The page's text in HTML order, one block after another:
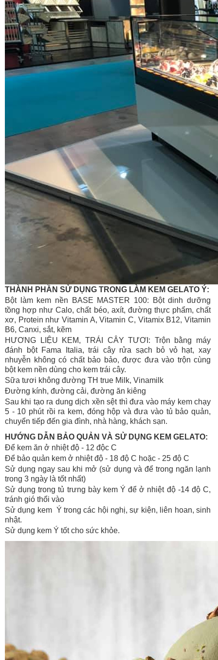
THÀNH PHẦN SỬ DỤNG TRONG LÀM KEM GELATO Ý:
Bột làm kem nền BASE MASTER 100: Bột dinh dưỡng
tồng hợp như Calo, chất béo, axít, đường thực phẩm, chất
xơ, Protein như Vitamin A, Vitamin C, Vitamix B12, Vitamin
B6, Canxi, sắt, kẽm
HƯƠNG LIỆU KEM, TRÁI CÂY TƯƠI: Trộn bằng máy
đánh bột Fama Italia, trái cây rửa sạch bỏ vỏ hạt, xay
nhuyễn không có chất bảo bảo, được đưa vào trộn cùng
bột kem nền dùng cho kem trái cây.
Sữa tươi không đường TH true Milk, Vinamilk
Đường kính, đường cải, đường ăn kiêng
Sau khi tạo ra dung dịch xền sệt thì đưa vào máy kem chạy
5 - 10 phút rồi ra kem, đóng hộp và đưa vào tủ bảo quản,
chuyển tiếp đến gia đình, nhà hàng, khách sạn.
HƯỚNG DẪN BẢO QUẢN VÀ SỬ DỤNG KEM GELATO:
Để kem ăn ở nhiệt độ - 12 độc C
Để bảo quản kem ở nhiệt độ - 18 độ C hoặc - 25 độ C
Sử dụng ngay sau khi mở (sử dụng và để trong ngăn lạnh
trong 3 ngày là tốt nhất)
Sử dụng trong tủ trưng bày kem Ý để ở nhiệt độ -14 độ C,
tránh gió thổi vào
Sử dụng kem Ý trong các hội nghị, sự kiện, liên hoan, sinh
nhật.
Sử dụng kem Ý tốt cho sức khỏe.